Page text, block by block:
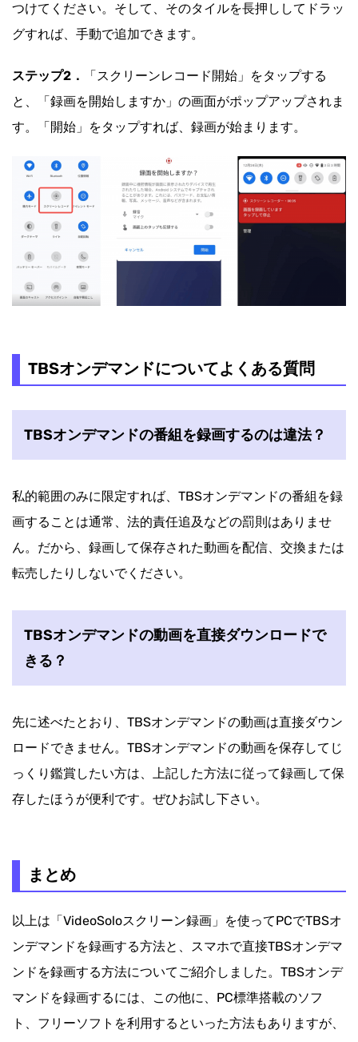
つけてください。そして、そのタイルを長押ししてドラッ
グすれば、手動で追加できます。
ステップ2．
「スクリーンレコード開始」をタップする
と、「録画を開始しますか」の画面がポップアップされま
す。「開始」をタップすれば、録画が始まります。
TBSオンデマンドについてよくある質問
TBSオンデマンドの番組を録画するのは違法？
私的範囲のみに限定すれば、TBSオンデマンドの番組を録
画することは通常、法的責任追及などの罰則はありませ
ん。だから、録画して保存された動画を配信、交換または
転売したりしないでください。
TBSオンデマンドの動画を直接ダウンロードで
きる？
先に述べたとおり、TBSオンデマンドの動画は直接ダウン
ロードできません。TBSオンデマンドの動画を保存してじ
っくり鑑賞したい方は、上記した方法に従って録画して保
存したほうが便利です。ぜひお試し下さい。
まとめ
以上は「VideoSoloスクリーン録画」を使ってPCでTBSオ
ンデマンドを録画する方法と、スマホで直接TBSオンデマ
ンドを録画する方法についてご紹介しました。TBSオンデ
マンドを録画するには、この他に、PC標準搭載のソフ
ト、フリーソフトを利用するといった方法もありますが、